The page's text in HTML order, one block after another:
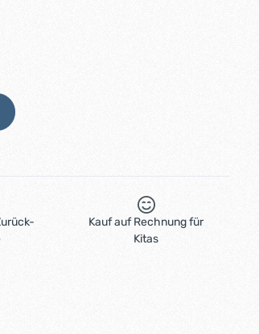
benutze die
Kauf auf Rechnung für
Kitas